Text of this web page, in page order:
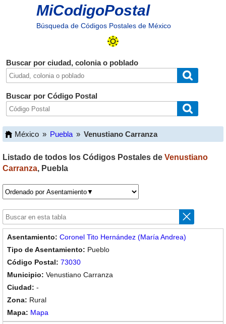
MiCodigoPostal
Búsqueda de Códigos Postales de México
Buscar por ciudad, colonia o poblado
Buscar por Código Postal
México » Puebla » Venustiano Carranza
Listado de todos los Códigos Postales de Venustiano
Carranza, Puebla
Coronel Tito Hernández (María Andrea)
Pueblo
73030
Venustiano Carranza
-
Rural
Mapa